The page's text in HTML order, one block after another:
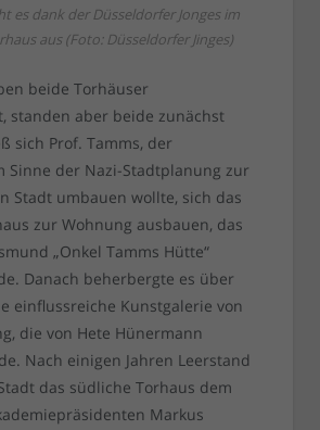
es dank der Düsseldorfer Jonges im
aus (Foto: Düsseldorfer Jinges)
beide Torhäuser
standen aber beide zunächst
sich Prof. Tamms, der
Sinne der Nazi-Stadtplanung zur
Stadt umbauen wollte, sich das
zur Wohnung ausbauen, das
„Onkel Tamms Hütte“
Danach beherbergte es über
einflussreiche Kunstgalerie von
die von Hete Hünermann
Nach einigen Jahren Leerstand
das südliche Torhaus dem
Markus